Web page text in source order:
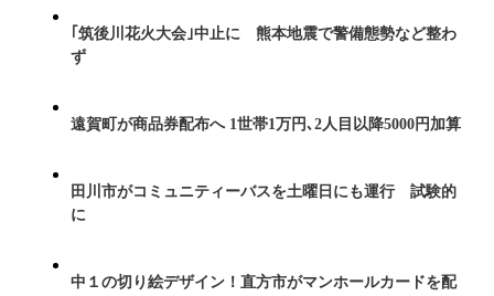
｢筑後川花火大会｣中止に 熊本地震で警備態勢など整わ
ず
遠賀町が商品券配布へ 1世帯1万円､2人目以降5000円加算
田川市がコミュニティーバスを土曜日にも運行 試験的
に
中１の切り絵デザイン！直方市がマンホールカードを配